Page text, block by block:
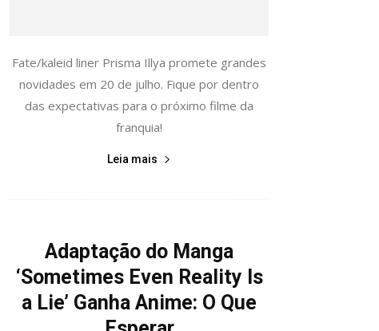
Fate/kaleid liner Prisma Illya promete grandes
novidades em 20 de julho. Fique por dentro
das expectativas para o próximo filme da
franquia!
Leia mais
Adaptação do Manga
‘Sometimes Even Reality Is
a Lie’ Ganha Anime: O Que